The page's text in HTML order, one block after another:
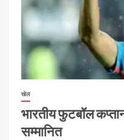
खेल
भारतीय फुटबॉल
सम्मानित